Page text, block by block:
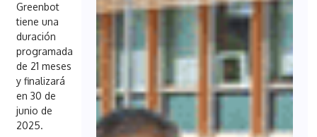
Greenbot
tiene una
duración
programada
de 21 meses
y finalizará
en 30 de
junio de
2025.